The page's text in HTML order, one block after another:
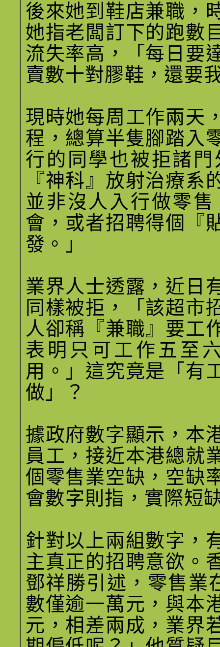
後來她到鞋店兼職，
她指老闆訂下的跑數
流失率高，「每日要
賣數十對膠鞋，還要
現時她每周工作兩天
程，總算半隻腳踏入
行的同學也被拒諸
『神科』放射治療系
並非沒人入行做零
會，或者招聘得個『
發。」
業界人士透露，近日
同樣被拒，「該超市
人卻稱『兼職』要工
表明只可工作五至
用。」這究竟是「有
做」？
據政府數字顯示，本
員工，接近本港總就
個零售業空缺，空缺
會數字則指，實際短
針對以上兩組數字，
主真正的招聘意欲。
鄧祥勝引述，零售業
數僅逾一萬元，與本
元，相差兩成，業界